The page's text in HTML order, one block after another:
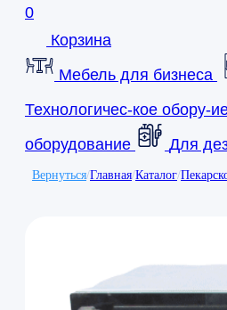
0
Корзина
Мебель для бизнеса
Технологичес-кое обору-
оборудование
Для
Вернуться/Главная/Каталог/